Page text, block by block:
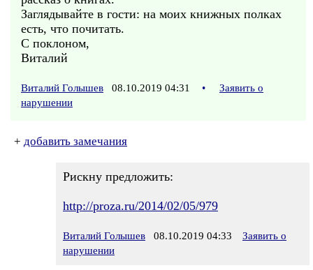
Заглядывайте в гости: на моих книжных полках
есть, что почитать.
С поклоном,
Виталий
Виталий Голышев 08.10.2019 04:31 •
Заявить о
нарушении
+ добавить замечания
Рискну предложить:
http://proza.ru/2014/02/05/979
Виталий Голышев 08.10.2019 04:33
Заявить о
нарушении